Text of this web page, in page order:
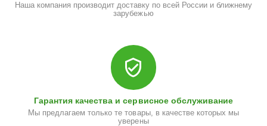
Наша компания производит доставку по всей России и ближнему
зарубежью
Гарантия качества и сервисное обслуживание
Мы предлагаем только те товары, в качестве которых мы
уверены